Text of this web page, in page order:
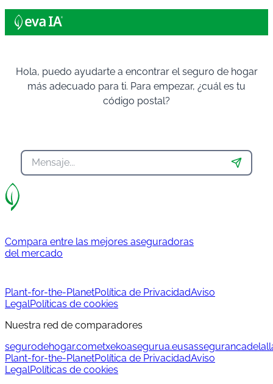
Hola, puedo ayudarte a encontrar el seguro de hogar
más adecuado para ti. Para empezar, ¿cuál es tu
código postal?
Compara entre las mejores aseguradoras
del mercado
Plant-for-the-PlanetPolítica de PrivacidadAviso
LegalPolíticas de cookies
Nuestra red de comparadores
segurodehogar.cometxekoasegurua.eus
Plant-for-the-PlanetPolítica de PrivacidadAviso
LegalPolíticas de cookies